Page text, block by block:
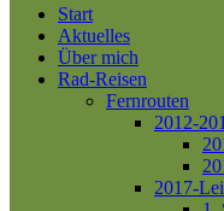
Close
Menu
Start
Aktuelles
Über mich
Rad-Reisen
Fernrouten
2012-
2017-